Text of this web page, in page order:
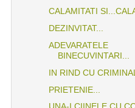
CALAMITATI
DEZINVITAT...
ADEVARATELE
BINECUVINTARI...
IN RIND CU
PRIETENIE...